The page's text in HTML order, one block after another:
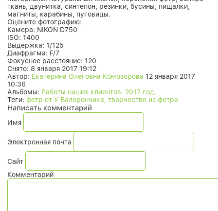
ткань, двунитка, синтепон, резинки, бусины, пищалки,
магниты, карабины, пуговицы.
Оцените фотографию:
Камера: NIKON D750
ISO: 1400
Выдержка: 1/125
Диафрагма: F/7
Фокусное расстояние: 120
Снято: 8 января 2017 19:12
Автор: Екатерина Олеговна Комозорова 12 января 2017
10:36
Альбомы: Работы наших клиентов. 2017 год.
Теги: фетр от У Валерончика, творчество из фетра
Написать комментарий
Имя
Электронная почта
Сайт
Комментарий